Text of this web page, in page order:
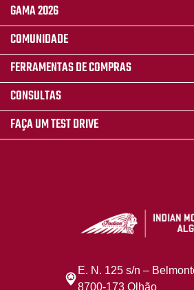
GAMA 2026
COMUNIDADE
FERRAMENTAS DE COMPRAS
CONSULTAS
FAÇA UM TEST DRIVE
E. N. 125 s/n –
8700-173 Olhão